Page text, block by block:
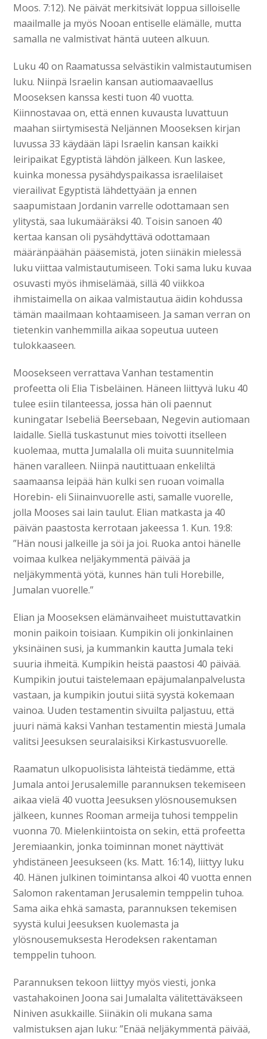
Moos. 7:12). Ne päivät merkitsivät loppua silloiselle
maailmalle ja myös Nooan entiselle elämälle, mutta
samalla ne valmistivat häntä uuteen alkuun.
Luku 40 on Raamatussa selvästikin valmistautumisen
luku. Niinpä Israelin kansan autiomaavaellus
Mooseksen kanssa kesti tuon 40 vuotta.
Kiinnostavaa on, että ennen kuvausta luvattuun
maahan siirtymisestä Neljännen Mooseksen kirjan
luvussa 33 käydään läpi Israelin kansan kaikki
leiripaikat Egyptistä lähdön jälkeen. Kun laskee,
kuinka monessa pysähdyspaikassa israelilaiset
vierailivat Egyptistä lähdettyään ja ennen
saapumistaan Jordanin varrelle odottamaan sen
ylitystä, saa lukumääräksi 40. Toisin sanoen 40
kertaa kansan oli pysähdyttävä odottamaan
määränpäähän pääsemistä, joten siinäkin mielessä
luku viittaa valmistautumiseen. Toki sama luku kuvaa
osuvasti myös ihmiselämää, sillä 40 viikkoa
ihmistaimella on aikaa valmistautua äidin kohdussa
tämän maailmaan kohtaamiseen. Ja saman verran on
tietenkin vanhemmilla aikaa sopeutua uuteen
tulokkaaseen.
Moosekseen verrattava Vanhan testamentin
profeetta oli Elia Tisbeläinen. Häneen liittyvä luku 40
tulee esiin tilanteessa, jossa hän oli paennut
kuningatar Isebeliä Beersebaan, Negevin autiomaan
laidalle. Siellä tuskastunut mies toivotti itselleen
kuolemaa, mutta Jumalalla oli muita suunnitelmia
hänen varalleen. Niinpä nautittuaan enkeliltä
saamaansa leipää hän kulki sen ruoan voimalla
Horebin- eli Siinainvuorelle asti, samalle vuorelle,
jolla Mooses sai lain taulut. Elian matkasta ja 40
päivän paastosta kerrotaan jakeessa 1. Kun. 19:8:
”Hän nousi jalkeille ja söi ja joi. Ruoka antoi hänelle
voimaa kulkea neljäkymmentä päivää ja
neljäkymmentä yötä, kunnes hän tuli Horebille,
Jumalan vuorelle.”
Elian ja Mooseksen elämänvaiheet muistuttavatkin
monin paikoin toisiaan. Kumpikin oli jonkinlainen
yksinäinen susi, ja kummankin kautta Jumala teki
suuria ihmeitä. Kumpikin heistä paastosi 40 päivää.
Kumpikin joutui taistelemaan epäjumalanpalvelusta
vastaan, ja kumpikin joutui siitä syystä kokemaan
vainoa. Uuden testamentin sivuilta paljastuu, että
juuri nämä kaksi Vanhan testamentin miestä Jumala
valitsi Jeesuksen seuralaisiksi Kirkastusvuorelle.
Raamatun ulkopuolisista lähteistä tiedämme, että
Jumala antoi Jerusalemille parannuksen tekemiseen
aikaa vielä 40 vuotta Jeesuksen ylösnousemuksen
jälkeen, kunnes Rooman armeija tuhosi temppelin
vuonna 70. Mielenkiintoista on sekin, että profeetta
Jeremiaankin, jonka toiminnan monet näyttivät
yhdistäneen Jeesukseen (ks. Matt. 16:14), liittyy luku
40. Hänen julkinen toimintansa alkoi 40 vuotta ennen
Salomon rakentaman Jerusalemin temppelin tuhoa.
Sama aika ehkä samasta, parannuksen tekemisen
syystä kului Jeesuksen kuolemasta ja
ylösnousemuksesta Herodeksen rakentaman
temppelin tuhoon.
Parannuksen tekoon liittyy myös viesti, jonka
vastahakoinen Joona sai Jumalalta välitettäväkseen
Niniven asukkaille. Siinäkin oli mukana sama
valmistuksen ajan luku: ”Enää neljäkymmentä päivää,